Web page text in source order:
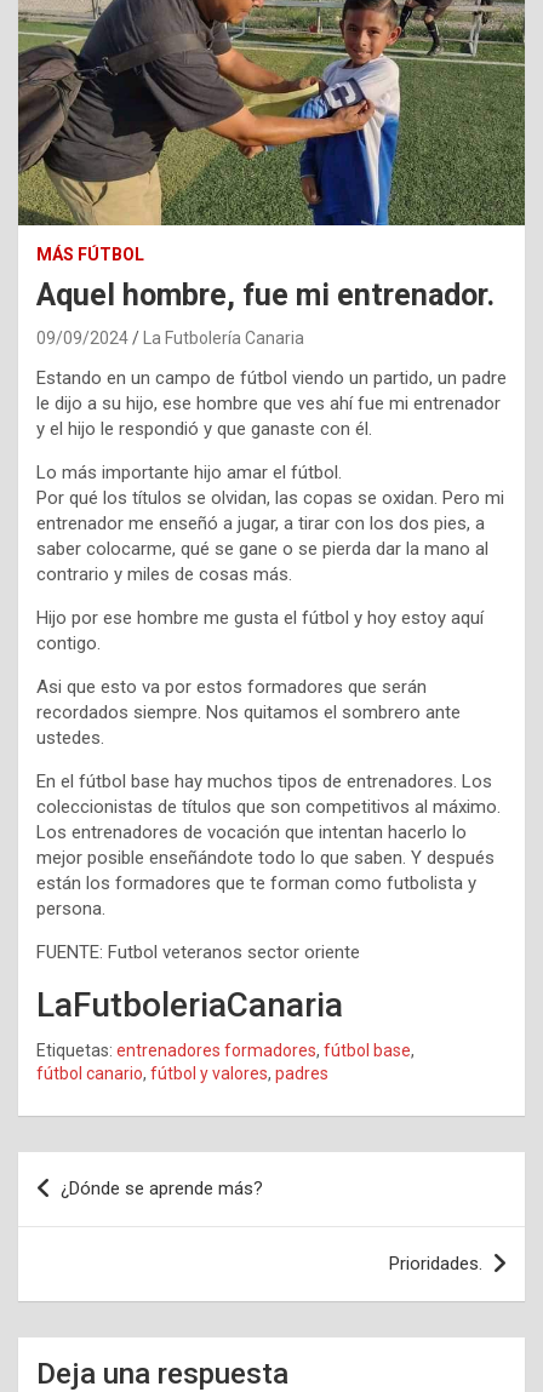
MÁS FÚTBOL
Aquel hombre, fue mi entrenador.
09/09/2024 La Futbolería Canaria
Estando en un campo de fútbol viendo un partido, un padre
le dijo a su hijo, ese hombre que ves ahí fue mi entrenador
y el hijo le respondió y que ganaste con él.
Lo más importante hijo amar el fútbol.
Por qué los títulos se olvidan, las copas se oxidan. Pero mi
entrenador me enseñó a jugar, a tirar con los dos pies, a
saber colocarme, qué se gane o se pierda dar la mano al
contrario y miles de cosas más.
Hijo por ese hombre me gusta el fútbol y hoy estoy aquí
contigo.
Asi que esto va por estos formadores que serán
recordados siempre. Nos quitamos el sombrero ante
ustedes.
En el fútbol base hay muchos tipos de entrenadores. Los
coleccionistas de títulos que son competitivos al máximo.
Los entrenadores de vocación que intentan hacerlo lo
mejor posible enseñándote todo lo que saben. Y después
están los formadores que te forman como futbolista y
persona.
FUENTE: Futbol veteranos sector oriente
LaFutboleriaCanaria
Etiquetas: entrenadores formadores, fútbol base,
fútbol canario, fútbol y valores, padres
Navegación
de
¿Dónde se aprende más?
Prioridades.
Deja una respuesta